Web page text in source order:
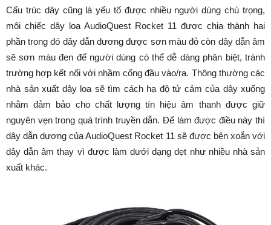
Cấu trúc dây cũng là yếu tố được nhiều người dùng chú trọng,
môi chiếc dây loa AudioQuest Rocket 11 được chia thành hai
phần trong đó dây dẫn dương được sơn màu đỏ còn dây dẫn âm
sẽ sơn màu đen để người dùng có thể dễ dàng phân biệt, tránh
trường hợp kết nối với nhầm cổng đầu vào/ra. Thông thường các
nhà sản xuất dây loa sẽ tìm cách hạ độ tử cảm của dây xuống
nhằm đảm bảo cho chất lượng tín hiệu âm thanh được giữ
nguyên vẹn trong quá trình truyền dẫn. Để làm được điều này thì
dây dẫn dương của AudioQuest Rocket 11 sẽ được bện xoắn với
dây dẫn âm thay vì được làm dưới dạng dẹt như nhiều nhà sản
xuất khác.